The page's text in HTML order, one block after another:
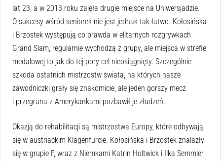
lat 23, a w 2013 roku zajęła drugie miejsce na Uniwersjadzie.
O sukcesy wśród seniorek nie jest jednak tak łatwo. Kołosińska
i Brzostek występują co prawda w elitarnych rozgrywkach
Grand Slam, regularnie wychodzą z grupy, ale miejsca w strefie
medalowej to jak do tej pory cel nieosiągnięty. Szczególnie
szkoda ostatnich mistrzostw świata, na których nasze
zawodniczki grały się znakomicie, ale jeden gorszy mecz
i przegrana z Amerykankami pozbawił je złudzeń.
Okazją do rehabilitacji są mistrzostwa Europy, które odbywają
się w austriackim Klagenfurcie. Kołosińska i Brzostek znalazły
się w grupie F, wraz z Niemkami Katrin Holtwick i Ilka Semmler,